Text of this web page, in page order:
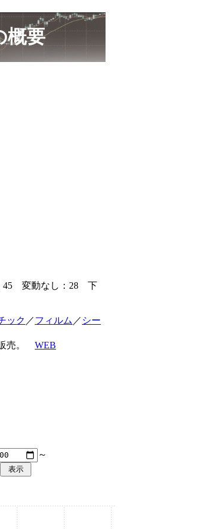
概要
45 変動なし：28 下
ック ／フィルム ／ シー
売。 WEB
～